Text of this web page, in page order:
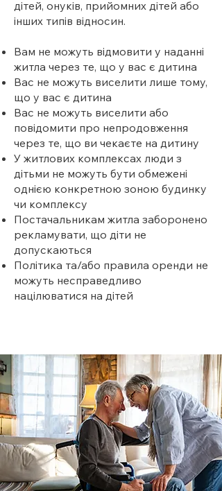
дітей, онуків, прийомних дітей або
інших типів відносин.
Вам не можуть відмовити у наданні
житла через те, що у вас є дитина
Вас не можуть виселити лише тому,
що у вас є дитина
Вас не можуть виселити або
повідомити про непродовження
через те, що ви чекаєте на дитину
У житлових комплексах люди з
дітьми не можуть бути обмежені
однією конкретною зоною будинку
чи комплексу
Постачальникам житла заборонено
рекламувати, що діти не
допускаються
Політика та/або правила оренди не
можуть несправедливо
націлюватися на дітей